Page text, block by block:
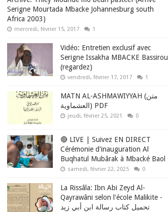
Serigne Mourtada Mbacke Johannesburg south
Africa 2003)
mercredi, février 15, 2017 1
Vidéo: Entretien exclusif avec
Serigne Issakha MBACKE Bassirou
(regardez)
vendredi, février 17, 2017 1
MATN AL-ASHMAWIYYAH (متن
العشماوية) PDF
jeudi, février 25, 2021 0
🔴 LIVE | Suivez EN DIRECT
Cérémonie d'inauguration Al
Buqhatul Mubârak à Mbacké Baol
samedi, février 22, 2025 0
La Rissâla: Ibn Abi Zeyd Al-
Qayrawâni selon l'école Malikite -
تحميل كتاب رسالة ابن أبي زيد